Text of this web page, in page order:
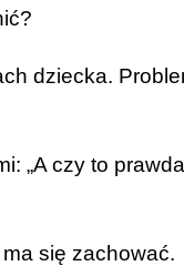
dziecka.
„A czy to
się zachować.